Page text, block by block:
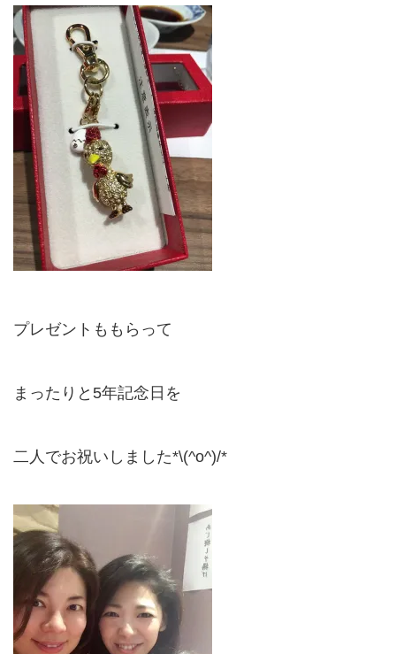
プレゼントももらって
まったりと5年記念日を
二人でお祝いしました*\(^o^)/*